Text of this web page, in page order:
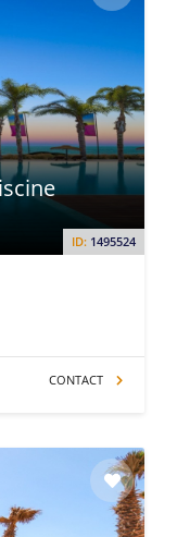
ID: 1495524
CONTACT